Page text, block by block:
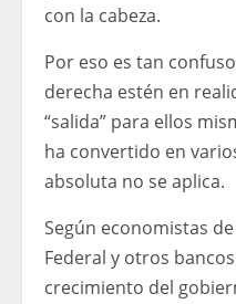
con la cabeza.
Por eso es tan
derecha estén en
“salida” para ellos
ha convertido en
absoluta no se aplica.
Según economistas
Federal y otros
crecimiento del